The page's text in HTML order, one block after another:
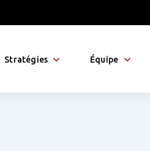
Stratégies Équipe